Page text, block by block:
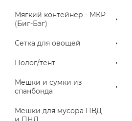
Мягкий контейнер - МКР
(Биг-Бэг)
Сетка для овощей
Полог/тент
Мешки и сумки из
спанбонда
Мешки для мусора ПВД